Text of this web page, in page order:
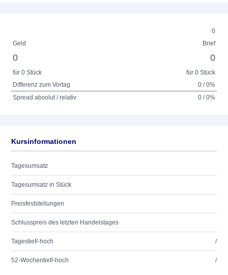
0
Geld
Brief
0 0
für 0 Stück
für 0 Stück
Differenz zum Vortag
0 / 0%
Spread absolut / relativ
0 / 0%
Kursinformationen
Tagesumsatz
Tagesumsatz in Stück
Preisfeststellungen
Schlusspreis des letzten Handelstages
Tagestief/-hoch /
52-Wochentief/-hoch /